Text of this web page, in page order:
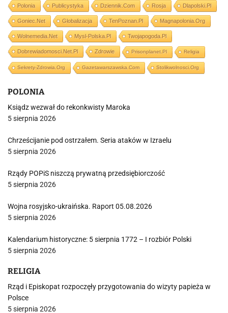
Polonia Publicystyka Dziennik.com Rosja Dlapolski.pl
Goniec.net Globalizacja TenPoznan.pl Magnapolonia.org
Wolnemedia.net Mysl-Polska.pl Twojapogoda.pl
Dobrewiadomosci.net.pl Zdrowie Prisonplanet.pl Religia
Sekrety-Zdrowia.org Gazetawarszawska.com Stolikwolnosci.org
POLONIA
Ksiądz wezwał do rekonkwisty Maroka
5 sierpnia 2026
Chrześcijanie pod ostrzałem. Seria ataków w Izraelu
5 sierpnia 2026
Rządy POPiS niszczą prywatną przedsiębiorczość
5 sierpnia 2026
Wojna rosyjsko-ukraińska. Raport 05.08.2026
5 sierpnia 2026
Kalendarium historyczne: 5 sierpnia 1772 – I rozbiór Polski
5 sierpnia 2026
RELIGIA
Rząd i Episkopat rozpoczęły przygotowania do wizyty papieża w
Polsce
5 sierpnia 2026